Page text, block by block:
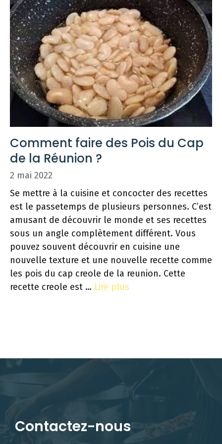
Comment faire des Pois du Cap
de la Réunion ?
2 mai 2022
Se mettre à la cuisine et concocter des recettes
est le passetemps de plusieurs personnes. C’est
amusant de découvrir le monde et ses recettes
sous un angle complètement différent. Vous
pouvez souvent découvrir en cuisine une
nouvelle texture et une nouvelle recette comme
les pois du cap creole de la reunion. Cette
recette creole est … Lire plus
Contactez-nous